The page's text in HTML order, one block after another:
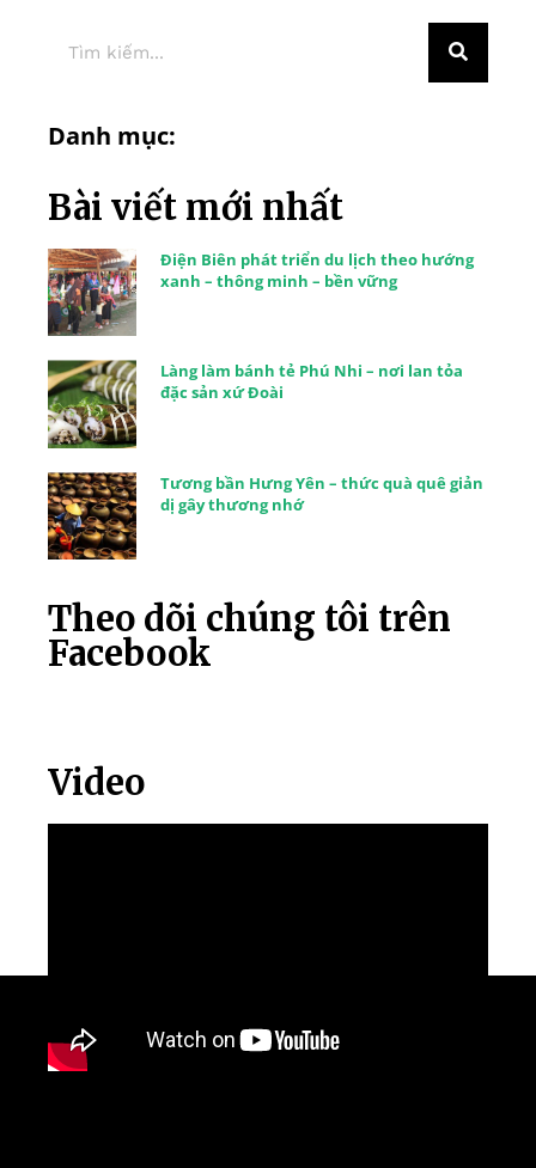
Danh mục:
Bài viết mới nhất
Điện Biên phát triển du lịch theo hướng
xanh – thông minh – bền vững
Làng làm bánh tẻ Phú Nhi – nơi lan tỏa
đặc sản xứ Đoài
Tương bần Hưng Yên – thức quà quê giản
dị gây thương nhớ
Theo dõi chúng tôi trên
Facebook
Video